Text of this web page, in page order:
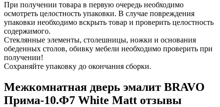
При получении товара в первую очередь необходимо
осмотреть целостность упаковки. В случае повреждения
упаковки необходимо вскрыть товар и проверить целостность
содержимого.
Стеклянные элементы, столешницы, ножки и основания
обеденных столов, обивку мебели необходимо проверить при
получении!
Сохраняйте упаковку до окончания сборки.
Межкомнатная дверь эмалит BRAVO
Прима-10.Ф7 White Matt отзывы